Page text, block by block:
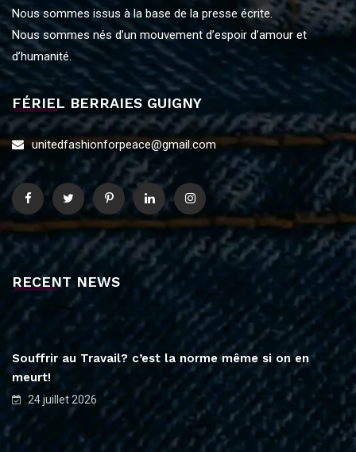
Nous sommes issus à la base de la presse écrite.
Nous sommes nés d’un mouvement d’espoir d’amour et
d’humanité.
FÉRIEL BERRAIES GUIGNY
unitedfashionforpeace@gmail.com
RECENT NEWS
Souffrir au Travail? c’est la norme même si on en
meurt!
24 juillet 2026